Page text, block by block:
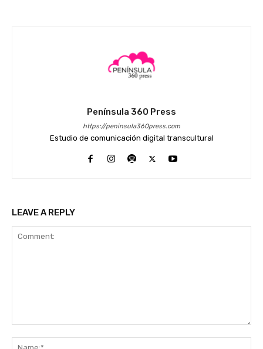
Península 360 Press
https://peninsula360press.com
Estudio de comunicación digital transcultural
LEAVE A REPLY